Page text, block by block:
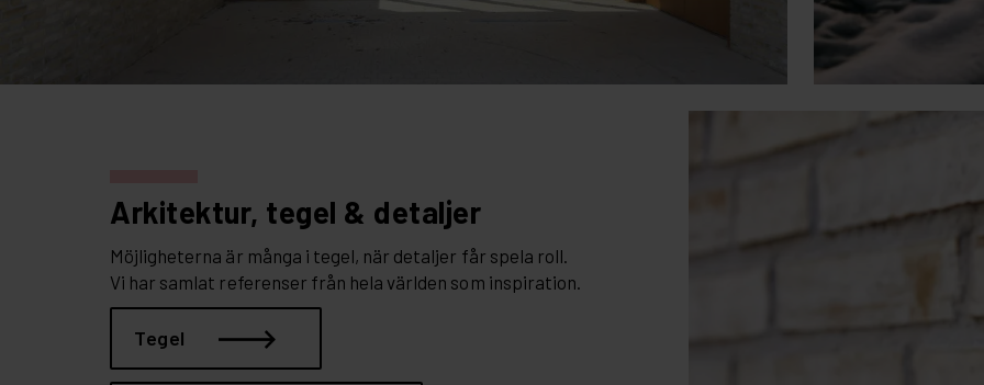
Arkitektur, tegel & detaljer
Möjligheterna är många i tegel, när detaljer får spela roll.
Vi har samlat referenser från hela världen som inspiration.
Tegel